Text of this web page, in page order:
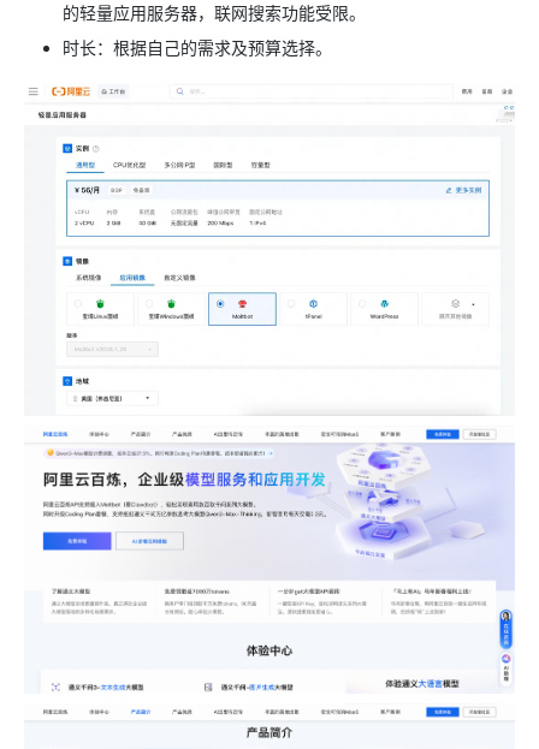
的轻量应用服务器，联网搜索功能受限。
时长：根据自己的需求及预算选择。